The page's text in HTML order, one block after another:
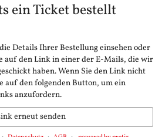
ein Ticket bestellt
Details Ihrer Bestellung einsehen oder
auf den Link in einer der E-Mails, die wir
haben. Wenn Sie den Link nicht
auf den folgenden Button, um ein
anzufordern.
erneut senden